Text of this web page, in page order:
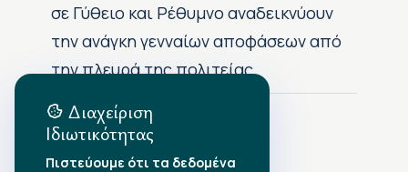
σε Γύθειο και Ρέθυμνο αναδεικνύουν
την ανάγκη γενναίων αποφάσεων από
την πλευρά της πολιτείας
Αρχείο Δημοσιεύσεων
Διαχείριση
Ιδιωτικότητας
Πιστεύουμε ότι τα δεδομένα